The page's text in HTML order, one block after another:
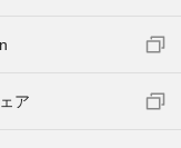
ア